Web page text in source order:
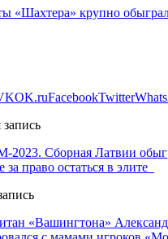
«Шахтера» крупно
OK.ruFacebookTwitter
Сборная Латвии
за право остаться в элите
«Вашингтона»